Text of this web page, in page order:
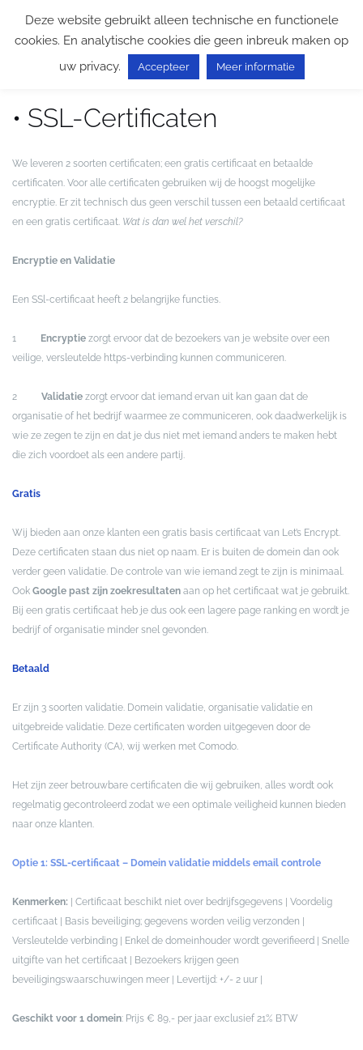
• SSL-Certificaten
We leveren 2 soorten certificaten; een gratis certificaat en betaalde
certificaten. Voor alle certificaten gebruiken wij de hoogst mogelijke
encryptie. Er zit technisch dus geen verschil tussen een betaald certificaat
en een gratis certificaat. Wat is dan wel het verschil?
Encryptie en Validatie
Een SSl-certificaat heeft 2 belangrijke functies.
1 Encryptie zorgt ervoor dat de bezoekers van je website over een
veilige, versleutelde https-verbinding kunnen communiceren.
2 Validatie zorgt ervoor dat iemand ervan uit kan gaan dat de
organisatie of het bedrijf waarmee ze communiceren, ook daadwerkelijk is
wie ze zegen te zijn en dat je dus niet met iemand anders te maken hebt
die zich voordoet als een andere partij.
Gratis
Wij bieden aan onze klanten een gratis basis certificaat van Let’s Encrypt.
Deze certificaten staan dus niet op naam. Er is buiten de domein dan ook
verder geen validatie. De controle van wie iemand zegt te zijn is minimaal.
Ook Google past zijn zoekresultaten aan op het certificaat wat je gebruikt.
Bij een gratis certificaat heb je dus ook een lagere page ranking en wordt je
bedrijf of organisatie minder snel gevonden.
Betaald
Er zijn 3 soorten validatie. Domein validatie, organisatie validatie en
uitgebreide validatie. Deze certificaten worden uitgegeven door de
Certificate Authority (CA), wij werken met Comodo.
Het zijn zeer betrouwbare certificaten die wij gebruiken, alles wordt ook
regelmatig gecontroleerd zodat we een optimale veiligheid kunnen bieden
naar onze klanten.
Optie 1: SSL-certificaat – Domein validatie middels email controle
Kenmerken: | Certificaat beschikt niet over bedrijfsgegevens | Voordelig
certificaat | Basis beveiliging; gegevens worden veilig verzonden |
Versleutelde verbinding | Enkel de domeinhouder wordt geverifieerd | Snelle
uitgifte van het certificaat | Bezoekers krijgen geen
beveiligingswaarschuwingen meer | Levertijd: +/- 2 uur |
Geschikt voor 1 domein: Prijs € 89,- per jaar exclusief 21% BTW
Deze website gebruikt alleen technische en functionele
cookies. En analytische cookies die geen inbreuk maken op
uw privacy.
Accepteer Meer informatie